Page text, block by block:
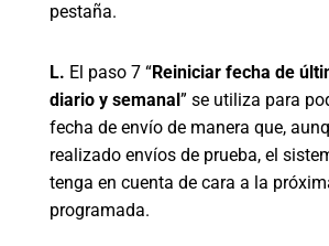
pestaña.
L. El paso 7 “Reiniciar fecha de
diario y semanal” se utiliza para
fecha de envío de manera que,
realizado envíos de prueba, el
tenga en cuenta de cara a la
programada.